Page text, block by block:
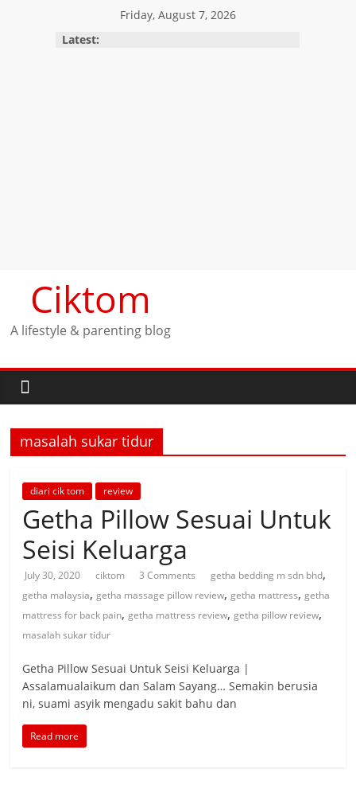
Friday, August 7, 2026
Latest:
Ciktom
A lifestyle & parenting blog
masalah sukar tidur
diari cik tom review
Getha Pillow Sesuai Untuk
Seisi Keluarga
July 30, 2020 ciktom 3 Comments getha bedding m sdn bhd,
getha malaysia, getha massage pillow review, getha mattress, getha
mattress for back pain, getha mattress review, getha pillow review,
masalah sukar tidur
Getha Pillow Sesuai Untuk Seisi Keluarga |
Assalamualaikum dan Salam Sayang… Semakin berusia
ni, suami asyik mengadu sakit bahu dan
Read more